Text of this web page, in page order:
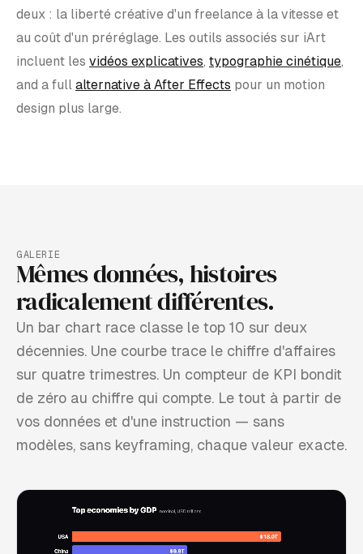
deux : la liberté créative d'un freelance à la vitesse et
au coût d'un préréglage. Les outils associés sur iArt
incluent les vidéos explicatives, typographie cinétique,
and a full alternative à After Effects pour un motion
design plus large.
GALERIE
Mêmes données, histoires
radicalement différentes.
Un bar chart race classe le top 10 sur deux
décennies. Une courbe trace le chiffre d'affaires
sur quatre trimestres. Un compteur de KPI bondit
de zéro au chiffre qui compte. Le tout à partir de
vos données et d'une instruction — sans
modèles, sans keyframing, chaque valeur exacte.